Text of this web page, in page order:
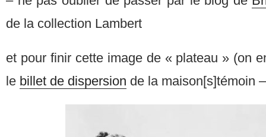
de la collection Lambert
et pour finir cette image de « plateau » (on
le billet de dispersion de la maison[s]témoin